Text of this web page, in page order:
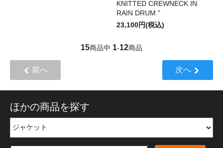
KNITTED CREWNECK IN
RAIN DRUM "
23,100円(税込)
15商品中 1-12商品
前へ 次へ
ほかの商品を探す